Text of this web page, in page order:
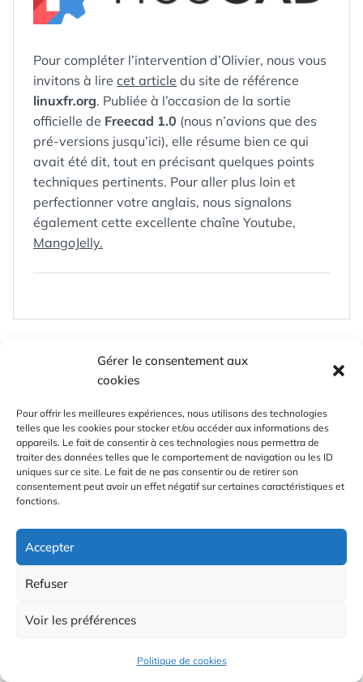
Gérer le consentement aux
cookies
Pour offrir les meilleures expériences, nous utilisons des technologies
telles que les cookies pour stocker et/ou accéder aux informations des
appareils. Le fait de consentir à ces technologies nous permettra de
traiter des données telles que le comportement de navigation ou les ID
uniques sur ce site. Le fait de ne pas consentir ou de retirer son
consentement peut avoir un effet négatif sur certaines caractéristiques et
fonctions.
Accepter
Refuser
Voir les préférences
Politique de cookies
Pour compléter l’intervention d’Olivier, nous vous
invitons à lire cet article du site de référence
linuxfr.org. Publiée à l’occasion de la sortie
officielle de Freecad 1.0 (nous n’avions que des
pré-versions jusqu’ici), elle résume bien ce qui
avait été dit, tout en précisant quelques points
techniques pertinents. Pour aller plus loin et
perfectionner votre anglais, nous signalons
également cette excellente chaîne Youtube,
MangoJelly.
PUBLIÉ
20 NOVEMBRE 2024
DANS
Pour cette 4ème rencontre, nous accueillerons